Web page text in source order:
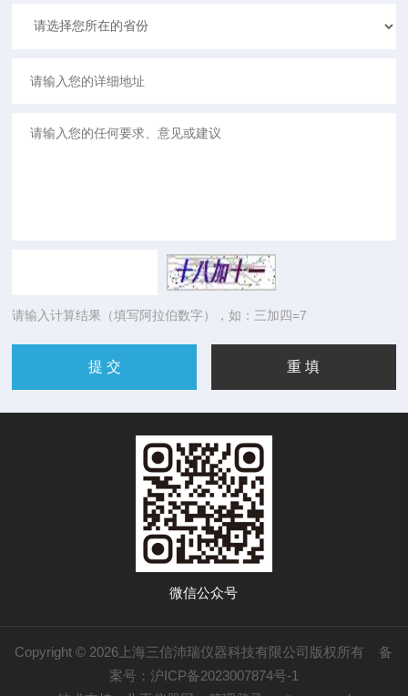
请输入计算结果（填写阿拉伯数字），如：三加四=7
微信公众号
Copyright © 2026上海三信沛瑞仪器科技有限公司版权所有 备
案号：沪ICP备2023007874号-1